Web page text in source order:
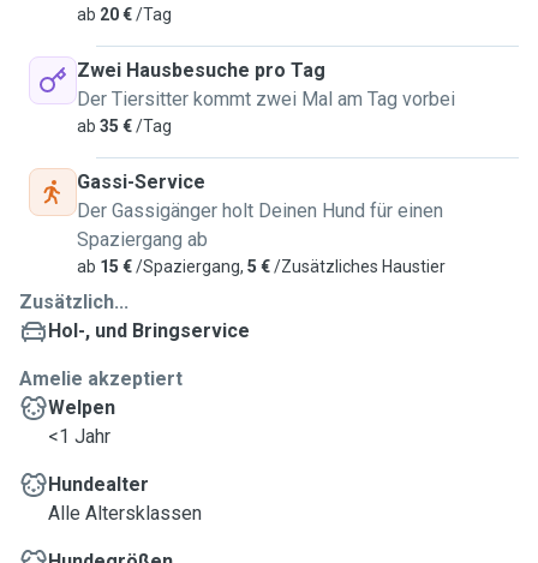
ab 20 €/Tag
Zwei Hausbesuche pro Tag
Der Tiersitter kommt zwei Mal am Tag vorbei
ab 35 €/Tag
Gassi-Service
Der Gassigänger holt Deinen Hund für einen
Spaziergang ab
ab 15 €/Spaziergang, 5 €/Zusätzliches Haustier
Zusätzlich...
Hol-, und Bringservice
Amelie akzeptiert
Welpen
<1 Jahr
Hundealter
Alle Altersklassen